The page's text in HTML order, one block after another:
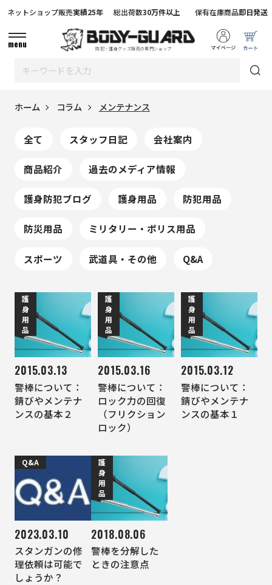
防犯・護身グッズ販売の専門ショップ
ネットショップ販売実績25年 総出荷数30万件以上 保有在庫商品即日発送
menu
ホーム コラム メンテナンス
全て スタッフ日記 会社案内
商品紹介 過去のメディア情報
護身防犯ブログ 護身用品 防犯用品
防災用品 ミリタリー・ポリス用品
スポーツ 武道具・その他 Q&A
護
身
用
品
2015.03.13
警棒について：
錆びやメンテナ
ンスの基本２
護
身
用
品
2015.03.16
警棒について：
ロック力の回復
（フリクション
ロック）
護
身
用
品
2015.03.12
警棒について：
錆びやメンテナ
ンスの基本１
Q&A
2023.03.10
スタンガンの修
理依頼は可能で
しょうか？
護
身
用
品
2018.08.06
警棒を分解した
ときの注意点